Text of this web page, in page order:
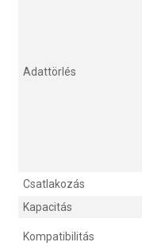
Adattörlés
Csatlakozás
Kapacitás
Kompatibilitás